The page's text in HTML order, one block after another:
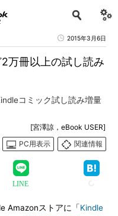
2015年3月6日
万冊以上の試し読み
コミック試し読み増量
[宮澤諒，eBook USER]
PC用表示
関連情報
LINE
Amazonストアに「Kindle